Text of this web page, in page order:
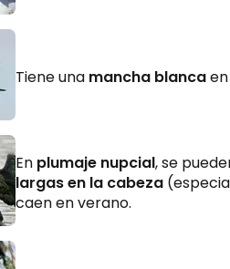
Tiene una mancha blanca
En plumaje nupcial, se
largas en la cabeza
caen en verano.